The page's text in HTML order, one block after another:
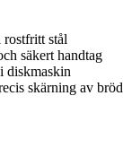
stål
säkert handtag
diskmaskin
skärning av bröd